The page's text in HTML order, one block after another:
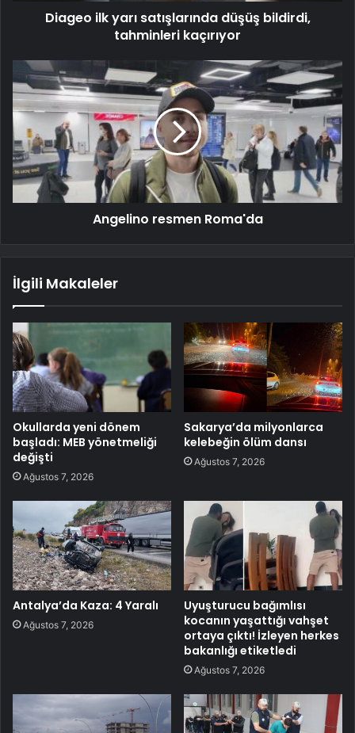
Diageo ilk yarı satışlarında düşüş bildirdi,
tahminleri kaçırıyor
Angelino resmen Roma'da
İlgili Makaleler
Okullarda yeni dönem
başladı: MEB yönetmeliği
değişti
Ağustos 7, 2026
Sakarya’da milyonlarca
kelebeğin ölüm dansı
Ağustos 7, 2026
Antalya’da Kaza: 4 Yaralı
Ağustos 7, 2026
Uyuşturucu bağımlısı
kocanın yaşattığı vahşet
ortaya çıktı! İzleyen herkes
bakanlığı etiketledi
Ağustos 7, 2026